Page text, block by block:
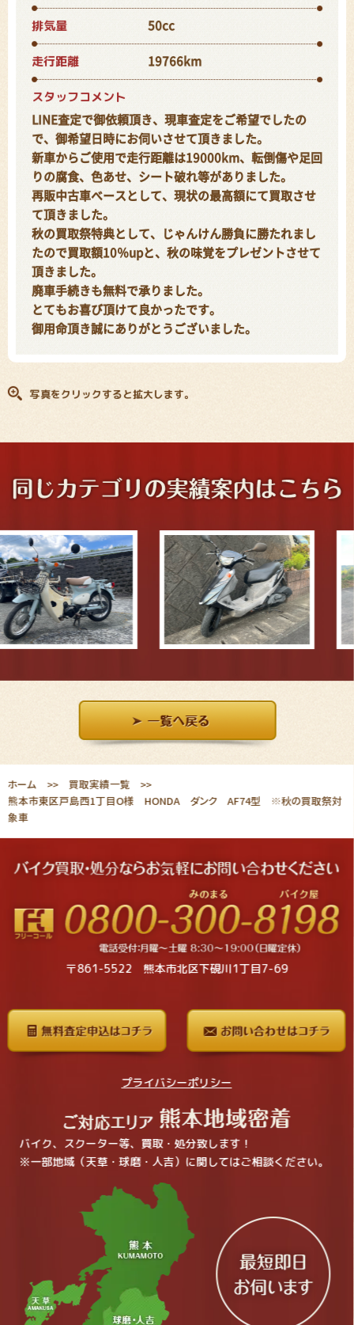
排気量 50cc
走行距離 19766km
スタッフコメント
LINE査定で御依頼頂き、現車査定をご希望でしたの
で、御希望日時にお伺いさせて頂きました。
新車からご使用で走行距離は19000km、転倒傷や足回
りの腐食、色あせ、シート破れ等がありました。
再販中古車ベースとして、現状の最高額にて買取させ
て頂きました。
秋の買取祭特典として、じゃんけん勝負に勝たれまし
たので買取額10％upと、秋の味覚をプレゼントさせて
頂きました。
廃車手続きも無料で承りました。
とてもお喜び頂けて良かったです。
御用命頂き誠にありがとうございました。
写真をクリックすると拡大します。
ホーム 買取実績一覧
熊本市東区戸島西1丁目O様 HONDA ダンク AF74型 ※秋の買取祭対
象車
〒861-5522 熊本市北区下硯川1丁目7-69
プライバシーポリシー
バイク、スクーター等、買取・処分致します！
※一部地域（天草・球磨・人吉）に関してはご相談ください。